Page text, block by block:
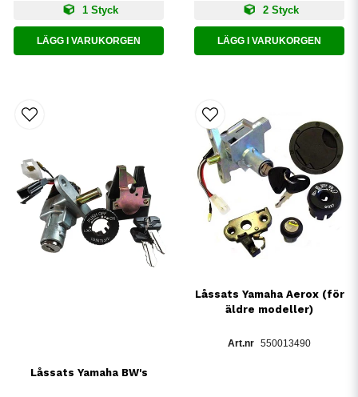
1 Styck
LÄGG I VARUKORGEN
2 Styck
LÄGG I VARUKORGEN
Låssats Yamaha BW's
Låssats Yamaha Aerox (för
äldre modeller)
550013490